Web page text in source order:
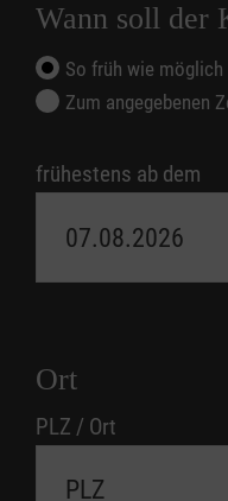
Wann soll der
So früh wie möglich
Zum angegebenen
frühestens ab dem
Ort
PLZ / Ort